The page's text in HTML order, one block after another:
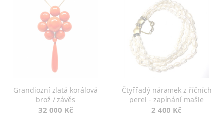
Grandiozní zlatá korálová
brož / závěs
32 000 Kč
Čtyřřadý náramek z říčních
perel - zapínání mašle
2 400 Kč